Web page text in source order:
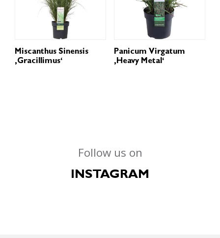
Miscanthus Sinensis
‚Gracillimus‘
Panicum Virgatum
‚Heavy Metal‘
Follow us on
INSTAGRAM